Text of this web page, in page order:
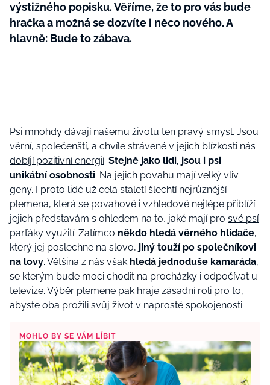
výstižného popisku. Věříme, že to pro vás bude
hračka a možná se dozvíte i něco nového. A
hlavně: Bude to zábava.
Psi mnohdy dávají našemu životu ten pravý smysl. Jsou
věrní, společenští, a chvíle strávené v jejich blízkosti nás
dobíjí pozitivní energií. Stejně jako lidi, jsou i psi
unikátní osobnosti. Na jejich povahu mají velký vliv
geny. I proto lidé už celá staletí šlechtí nejrůznější
plemena, která se povahově i vzhledově nejlépe přiblíží
jejich představám s ohledem na to, jaké mají pro své psí
parťáky využití. Zatímco někdo hledá věrného hlídače,
který jej poslechne na slovo, jiný touží po společníkovi
na lovy. Většina z nás však hledá jednoduše kamaráda,
se kterým bude moci chodit na procházky i odpočívat u
televize. Výběr plemene pak hraje zásadní roli pro to,
abyste oba prožili svůj život v naprosté spokojenosti.
MOHLO BY SE VÁM LÍBIT